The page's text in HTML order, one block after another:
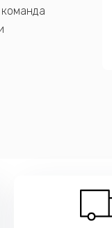
а также
их